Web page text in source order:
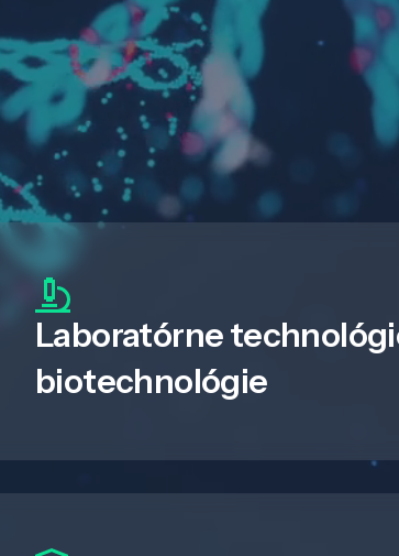
Laboratórne
biotechnológie